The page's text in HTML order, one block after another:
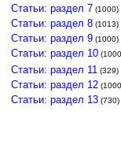
Статьи: раздел 7 (1000)
Статьи: раздел 8 (1013)
Статьи: раздел 9 (1000)
Статьи: раздел 10
Статьи: раздел 11 (329)
Статьи: раздел 12
Статьи: раздел 13 (730)